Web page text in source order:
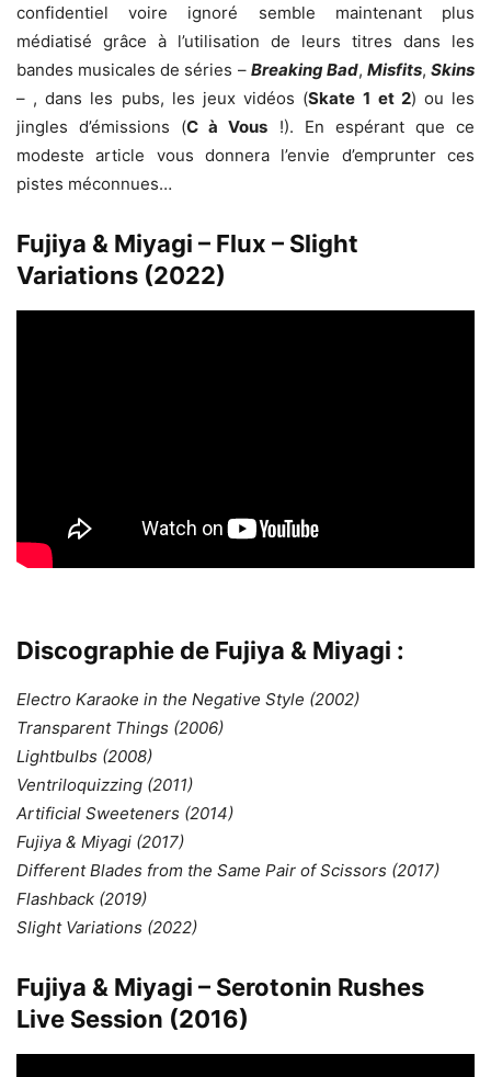
confidentiel voire ignoré semble maintenant plus
médiatisé grâce à l’utilisation de leurs titres dans les
bandes musicales de séries – Breaking Bad, Misfits, Skins
– , dans les pubs, les jeux vidéos (Skate 1 et 2) ou les
jingles d’émissions (C à Vous !). En espérant que ce
modeste article vous donnera l’envie d’emprunter ces
pistes méconnues…
Fujiya & Miyagi – Flux – Slight
Variations (2022)
Discographie de Fujiya & Miyagi :
Electro Karaoke in the Negative Style (2002)
Transparent Things (2006)
Lightbulbs (2008)
Ventriloquizzing (2011)
Artificial Sweeteners (2014)
Fujiya & Miyagi (2017)
Different Blades from the Same Pair of Scissors (2017)
Flashback (2019)
Slight Variations (2022)
Fujiya & Miyagi – Serotonin Rushes
Live Session (2016)